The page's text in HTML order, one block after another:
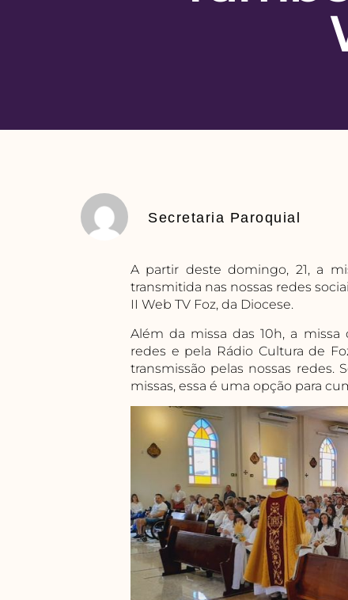
Secretaria Paroquial
A partir deste domingo, 21, a
transmitida nas nossas redes
II Web TV Foz, da Diocese.
Além da missa das 10h, a
redes e pela Rádio Cultura de
transmissão pelas nossas redes.
missas, essa é uma opção para